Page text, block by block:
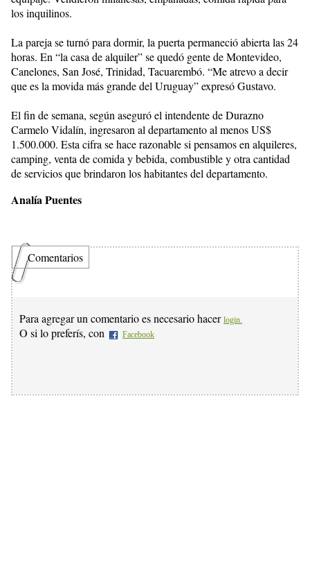
los inquilinos.
La pareja se turnó para dormir, la puerta permaneció abierta las 24
horas. En “la casa de alquiler” se quedó gente de Montevideo,
Canelones, San José, Trinidad, Tacuarembó. “Me atrevo a decir
que es la movida más grande del Uruguay” expresó Gustavo.
El fin de semana, según aseguró el intendente de Durazno
Carmelo Vidalín, ingresaron al departamento al menos US$
1.500.000. Esta cifra se hace razonable si pensamos en alquileres,
camping, venta de comida y bebida, combustible y otra cantidad
de servicios que brindaron los habitantes del departamento.
Analía Puentes
Comentarios
Para agregar un comentario es necesario hacer login.
O si lo preferís, con Facebook